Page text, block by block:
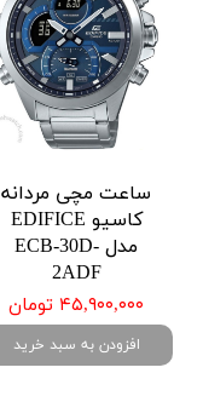
ساعت مچی مردانه
کاسیو EDIFICE
مدل ECB-30D-
2ADF
۴۵,۹۰۰,۰۰۰ تومان
افزودن به سبد خرید